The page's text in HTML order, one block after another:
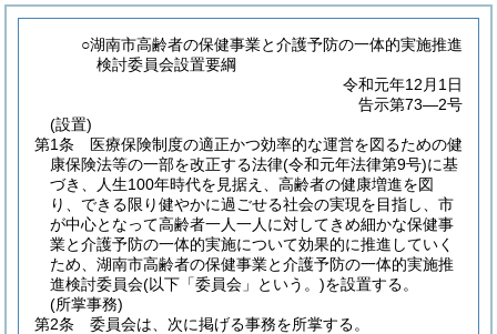
○湖南市高齢者の保健事業と介護予防の一体的実施推進
検討委員会設置要綱
令和元年12月1日
告示第73―2号
(設置)
第1条
医療保険制度の適正かつ効率的な運営を図るための健
康保険法等の一部を改正する法律(令和元年法律第9号)に基
づき、人生100年時代を見据え、高齢者の健康増進を図
り、できる限り健やかに過ごせる社会の実現を目指し、市
が中心となって高齢者一人一人に対してきめ細かな保健事
業と介護予防の一体的実施について効果的に推進していく
ため、湖南市高齢者の保健事業と介護予防の一体的実施推
進検討委員会(以下「委員会」という。)を設置する。
(所掌事務)
第2条
委員会は、次に掲げる事務を所掌する。